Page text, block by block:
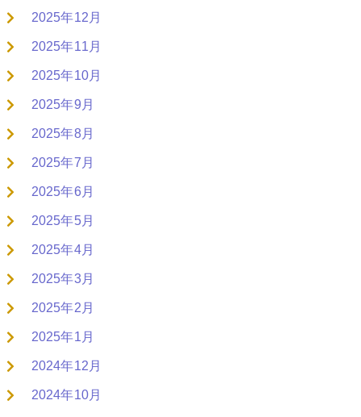
2025年12月
2025年11月
2025年10月
2025年9月
2025年8月
2025年7月
2025年6月
2025年5月
2025年4月
2025年3月
2025年2月
2025年1月
2024年12月
2024年10月